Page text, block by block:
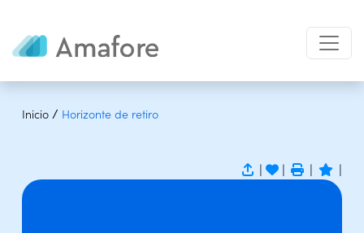
Inicio / Horizonte de retiro
| | | |